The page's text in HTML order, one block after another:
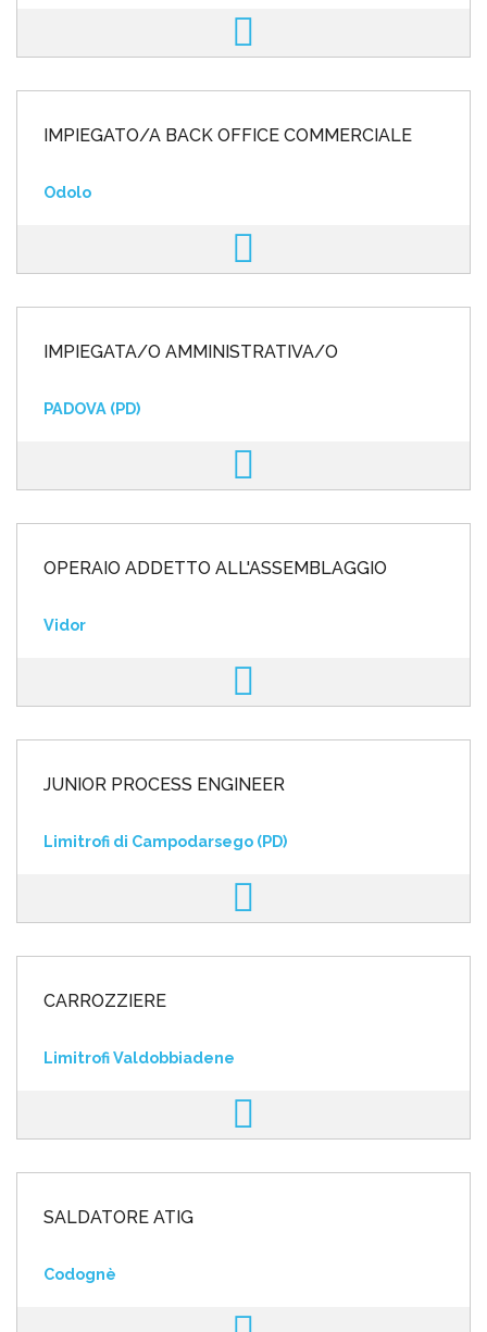
IMPIEGATO/A BACK OFFICE COMMERCIALE
Odolo
IMPIEGATA/O AMMINISTRATIVA/O
PADOVA (PD)
OPERAIO ADDETTO ALL'ASSEMBLAGGIO
Vidor
JUNIOR PROCESS ENGINEER
Limitrofi di Campodarsego (PD)
CARROZZIERE
Limitrofi Valdobbiadene
SALDATORE ATIG
Codognè